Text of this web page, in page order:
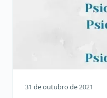
31 de outubro de 2021